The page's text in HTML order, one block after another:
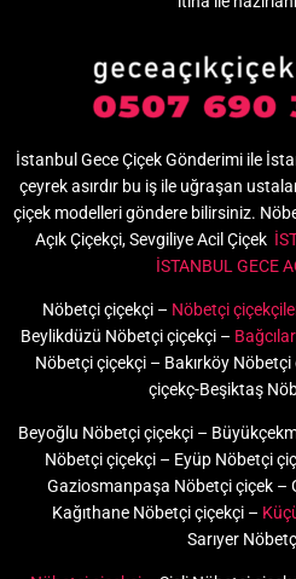
İstanbul Gece Çiçek Gönderimi ile
çeyrek asırdır bu iş ile uğraşan
çiçek modelleri göndere bilirsiniz.
Açık Çiçekçi, Sevgiliye Acil Çiçek
İSTANBUL GECE
Nöbetçi çiçekçi – Nöbetçi
Beylikdüzü Nöbetçi çiçekçi –
Nöbetçi çiçekçi – Bakırköy
çiçekç-Beşiktaş
Beyoğlu Nöbetçi çiçekçi –
Nöbetçi çiçekçi – Eyüp Nöbetçi
Gaziosmanpaşa Nöbetçi çiçek –
Kağıthane Nöbetçi çiçekçi –
Sarıyer